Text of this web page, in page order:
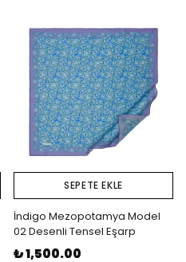
SEPETE EKLE
İndigo Mezopotamya Model
02 Desenli Tensel Eşarp
₺ 1,500.00